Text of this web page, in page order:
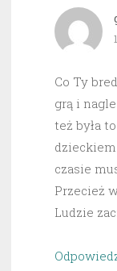
Co Ty
grą i
też była
czasie
Przecież
Ludzie